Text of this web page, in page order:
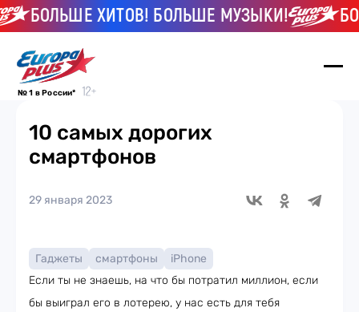
БОЛЬШЕ ХИТОВ! БОЛЬШЕ МУЗЫКИ!
№ 1 в России*
10 самых дорогих
смартфонов
29 января 2023
Гаджеты смартфоны
iPhone
Если ты не знаешь, на что бы потратил миллион, если
бы выиграл его в лотерею, у нас есть для тебя